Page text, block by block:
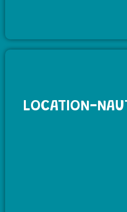
LOCATION-